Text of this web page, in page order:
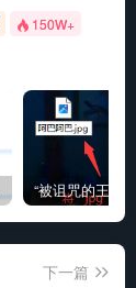
150W+
下一篇